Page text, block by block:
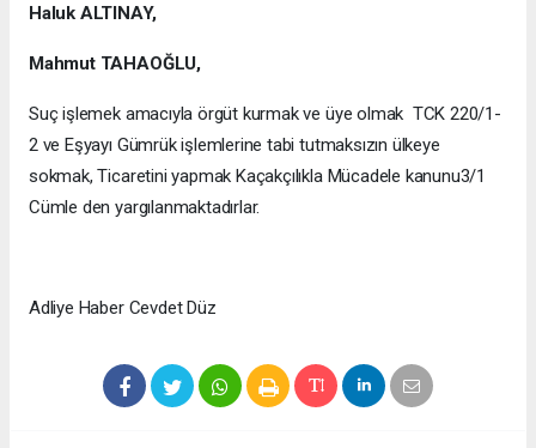
Haluk ALTINAY,
Mahmut TAHAOĞLU,
Suç işlemek amacıyla örgüt kurmak ve üye olmak TCK 220/1-
2 ve Eşyayı Gümrük işlemlerine tabi tutmaksızın ülkeye
sokmak, Ticaretini yapmak Kaçakçılıkla Mücadele kanunu3/1
Cümle den yargılanmaktadırlar.
Adliye Haber Cevdet Düz